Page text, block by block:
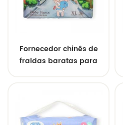
Fornecedor chinês de
fraldas baratas para